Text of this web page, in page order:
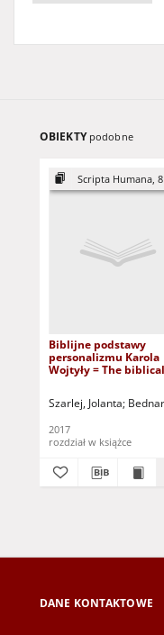
OBIEKTY podobne
Scripta Humana, 8
Biblijne podstawy
personalizmu Karola
Wojtyły = The biblical
Szarlej, Jolanta
2017
rozdział w książce
DANE KONTAKTOWE